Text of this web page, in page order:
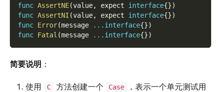
func AssertNE(value, expect interface{})
func AssertNI (value, expect interface{})
func Error(message ... interface{})
func Fatal (message ... interface{})
简要说明 ：
使用 C 方法创建一个 Case
，表示一个单元测试用